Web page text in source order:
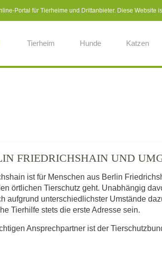
Portal für Tierheime und Drittanbieter. Diese
Tierheim Hunde Katzen
FRIEDRICHSHAIN UND
ist für Menschen aus Berlin
örtlichen Tierschutz geht. Unabhängig
aufgrund unterschiedlichster Umstände
Tierhilfe stets die erste Adresse sein.
Ansprechpartner ist der